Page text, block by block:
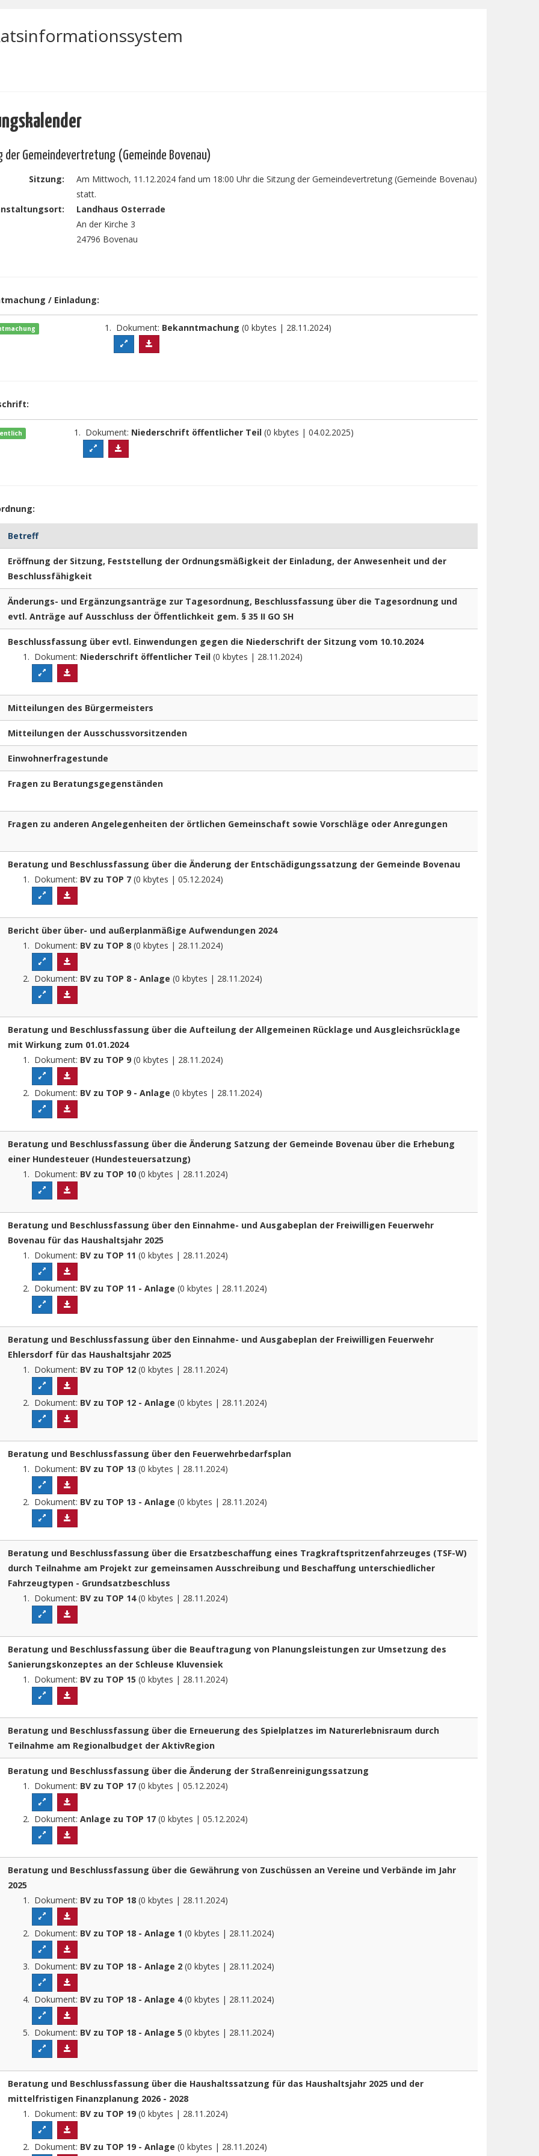
der Gemeindevertretung (Gemeinde Bovenau)
Sitzung:
Am Mittwoch, 11.12.2024 fand um 18:00 Uhr die Sitzung der Gemeindevertretung (Gemeinde Bovenau)
statt.
Landhaus Osterrade
An der Kirche 3
24796 Bovenau
/ Einladung:
Dokument: Bekanntmachung (0 kbytes | 28.11.2024)
Dokument: Niederschrift öffentlicher Teil(0 kbytes | 04.02.2025)
Betreff
Eröffnung der Sitzung, Feststellung der Ordnungsmäßigkeit der Einladung, der Anwesenheit und der
Beschlussfähigkeit
Änderungs- und Ergänzungsanträge zur Tagesordnung, Beschlussfassung über die Tagesordnung und
evtl. Anträge auf Ausschluss der Öffentlichkeit gem. § 35 II GO SH
Beschlussfassung über evtl. Einwendungen gegen die Niederschrift der Sitzung vom 10.10.2024
Dokument: Niederschrift öffentlicher Teil(0 kbytes | 28.11.2024)
Mitteilungen des Bürgermeisters
Mitteilungen der Ausschussvorsitzenden
Einwohnerfragestunde
Fragen zu Beratungsgegenständen
Fragen zu anderen Angelegenheiten der örtlichen Gemeinschaft sowie Vorschläge oder Anregungen
Beratung und Beschlussfassung über die Änderung der Entschädigungssatzung der Gemeinde Bovenau
Dokument: BV zu TOP 7(0 kbytes | 05.12.2024)
Bericht über über- und außerplanmäßige Aufwendungen 2024
Dokument: BV zu TOP 8(0 kbytes | 28.11.2024)
Dokument: BV zu TOP 8 - Anlage (0 kbytes | 28.11.2024)
Beratung und Beschlussfassung über die Aufteilung der Allgemeinen Rücklage und Ausgleichsrücklage
mit Wirkung zum 01.01.2024
Dokument: BV zu TOP 9(0 kbytes | 28.11.2024)
Dokument: BV zu TOP 9 - Anlage (0 kbytes | 28.11.2024)
Beratung und Beschlussfassung über die Änderung Satzung der Gemeinde Bovenau über die Erhebung
einer Hundesteuer (Hundesteuersatzung)
Dokument: BV zu TOP 10(0 kbytes | 28.11.2024)
Beratung und Beschlussfassung über den Einnahme- und Ausgabeplan der Freiwilligen Feuerwehr
Bovenau für das Haushaltsjahr 2025
Dokument: BV zu TOP 11 (0 kbytes | 28.11.2024)
Dokument: BV zu TOP 11 - Anlage (0 kbytes | 28.11.2024)
Beratung und Beschlussfassung über den Einnahme- und Ausgabeplan der Freiwilligen Feuerwehr
Ehlersdorf für das Haushaltsjahr 2025
Dokument: BV zu TOP 12(0 kbytes | 28.11.2024)
Dokument: BV zu TOP 12 - Anlage (0 kbytes | 28.11.2024)
Beratung und Beschlussfassung über den Feuerwehrbedarfsplan
Dokument: BV zu TOP 13 (0 kbytes | 28.11.2024)
Dokument: BV zu TOP 13 - Anlage (0 kbytes | 28.11.2024)
Beratung und Beschlussfassung über die Ersatzbeschaffung eines Tragkraftspritzenfahrzeuges (TSF-W)
durch Teilnahme am Projekt zur gemeinsamen Ausschreibung und Beschaffung unterschiedlicher
Fahrzeugtypen - Grundsatzbeschluss
Dokument: BV zu TOP 14(0 kbytes | 28.11.2024)
Beratung und Beschlussfassung über die Beauftragung von Planungsleistungen zur Umsetzung des
Sanierungskonzeptes an der Schleuse Kluvensiek
Dokument: BV zu TOP 15 (0 kbytes | 28.11.2024)
Beratung und Beschlussfassung über die Erneuerung des Spielplatzes im Naturerlebnisraum durch
Teilnahme am Regionalbudget der AktivRegion
Beratung und Beschlussfassung über die Änderung der Straßenreinigungssatzung
Dokument: BV zu TOP 17(0 kbytes | 05.12.2024)
Dokument: Anlage zu TOP 17(0 kbytes | 05.12.2024)
Beratung und Beschlussfassung über die Gewährung von Zuschüssen an Vereine und Verbände im Jahr
2025
Dokument: BV zu TOP 18(0 kbytes | 28.11.2024)
Dokument: BV zu TOP 18 - Anlage 1 (0 kbytes | 28.11.2024)
Dokument: BV zu TOP 18 - Anlage 2(0 kbytes | 28.11.2024)
Dokument: BV zu TOP 18 - Anlage 4(0 kbytes | 28.11.2024)
Dokument: BV zu TOP 18 - Anlage 5 (0 kbytes | 28.11.2024)
Beratung und Beschlussfassung über die Haushaltssatzung für das Haushaltsjahr 2025 und der
mittelfristigen Finanzplanung 2026 - 2028
Dokument: BV zu TOP 19(0 kbytes | 28.11.2024)
Dokument: BV zu TOP 19 - Anlage (0 kbytes | 28.11.2024)